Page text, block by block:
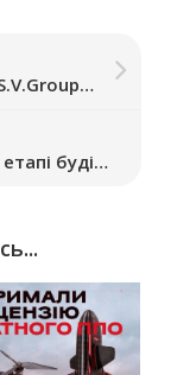
Від франшизи до ШI-рішень: як S.V.Group із Запоріжжя шукає нові точки росту
Новий ТРЦ і басейн: на якому етапі будівництво OST.park у Запоріжжі